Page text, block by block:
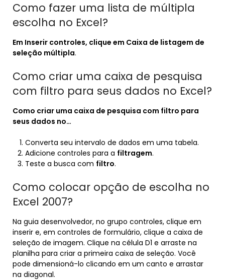
Como fazer uma lista de múltipla
escolha no Excel?
Em Inserir controles, clique em Caixa de listagem de
seleção múltipla.
Como criar uma caixa de pesquisa
com filtro para seus dados no Excel?
Como criar uma caixa de pesquisa com filtro para
seus dados no…
Converta seu intervalo de dados em uma tabela.
Adicione controles para a filtragem.
Teste a busca com filtro.
Como colocar opção de escolha no
Excel 2007?
Na guia desenvolvedor, no grupo controles, clique em
inserir e, em controles de formulário, clique a caixa de
seleção de imagem. Clique na célula D1 e arraste na
planilha para criar a primeira caixa de seleção. Você
pode dimensioná-lo clicando em um canto e arrastar
na diagonal.